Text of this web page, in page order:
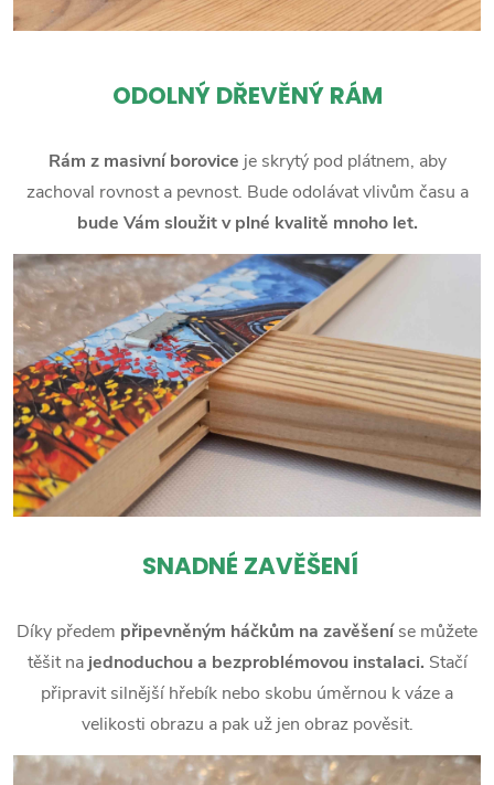
ODOLNÝ DŘEVĚNÝ RÁM
Rám z masivní borovice je skrytý pod plátnem, aby
zachoval rovnost a pevnost. Bude odolávat vlivům času a
bude Vám sloužit v plné kvalitě mnoho let.
SNADNÉ ZAVĚŠENÍ
Díky předem připevněným háčkům na zavěšeníse můžete
těšit na jednoduchou a bezproblémovou instalaci. Stačí
připravit silnější hřebík nebo skobu úměrnou k váze a
velikosti obrazu a pak už jen obraz pověsit.